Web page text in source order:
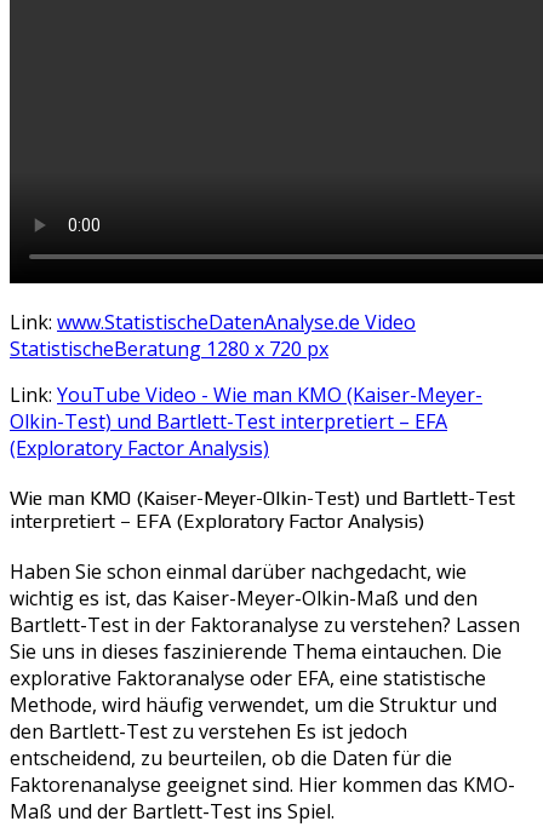
Link: www.StatistischeDatenAnalyse.de Video
StatistischeBeratung 1280 x 720 px
Link: YouTube Video - Wie man KMO (Kaiser-Meyer-
Olkin-Test) und Bartlett-Test interpretiert – EFA
(Exploratory Factor Analysis)
Wie man KMO (Kaiser-Meyer-Olkin-Test) und Bartlett-Test
interpretiert – EFA (Exploratory Factor Analysis)
Haben Sie schon einmal darüber nachgedacht, wie
wichtig es ist, das Kaiser-Meyer-Olkin-Maß und den
Bartlett-Test in der Faktoranalyse zu verstehen? Lassen
Sie uns in dieses faszinierende Thema eintauchen. Die
explorative Faktoranalyse oder EFA, eine statistische
Methode, wird häufig verwendet, um die Struktur und
den Bartlett-Test zu verstehen Es ist jedoch
entscheidend, zu beurteilen, ob die Daten für die
Faktorenanalyse geeignet sind. Hier kommen das KMO-
Maß und der Bartlett-Test ins Spiel.